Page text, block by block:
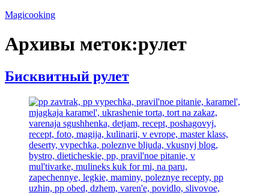
Перейти
содержимому
Magicooking
Архивы меток:рулет
Бисквитный рулет